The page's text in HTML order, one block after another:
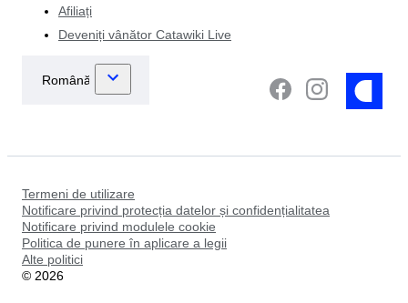
Afiliați
Deveniți vânător Catawiki Live
Termeni de utilizare
Notificare privind protecția datelor și confidențialitatea
Notificare privind modulele cookie
Politica de punere în aplicare a legii
Alte politici
© 2026